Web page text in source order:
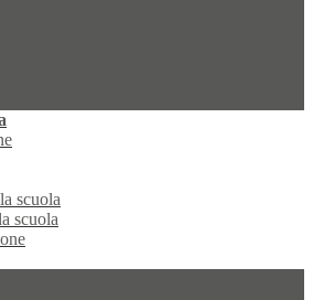
scuola
scuola